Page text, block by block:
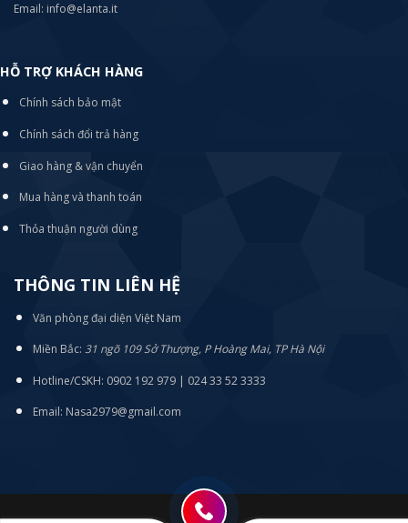
Email: info@elanta.it
HỖ TRỢ KHÁCH HÀNG
Chính sách bảo mật
Chính sách đổi trả hàng
Giao hàng & vận chuyển
Mua hàng và thanh toán
Thỏa thuận người dùng
THÔNG TIN LIÊN HỆ
Văn phòng đại diện Việt Nam
Miền Bắc: 31 ngõ 109 Sở Thượng, P Hoàng Mai, TP Hà Nội
Hotline/CSKH: 0902 192 979 | 024 33 52 3333
Email: Nasa2979@gmail.com